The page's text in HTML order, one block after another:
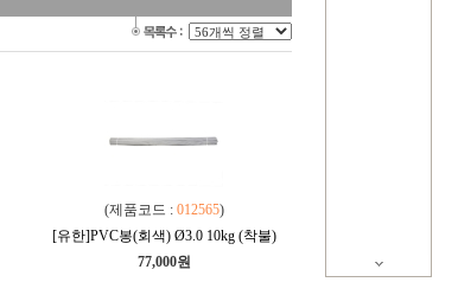
(제품코드 : 012565)
[유한]PVC봉(회색) Ø3.0 10kg (착불)
77,000원